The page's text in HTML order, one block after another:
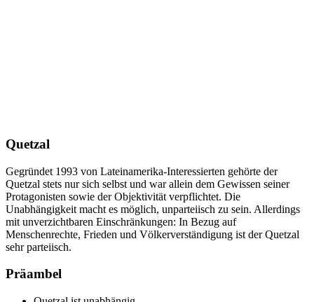
Quetzal
Gegründet 1993 von Lateinamerika-Interessierten gehörte der
Quetzal stets nur sich selbst und war allein dem Gewissen seiner
Protagonisten sowie der Objektivität verpflichtet. Die
Unabhängigkeit macht es möglich, unparteiisch zu sein. Allerdings
mit unverzichtbaren Einschränkungen: In Bezug auf
Menschenrechte, Frieden und Völkerverständigung ist der Quetzal
sehr parteiisch.
Präambel